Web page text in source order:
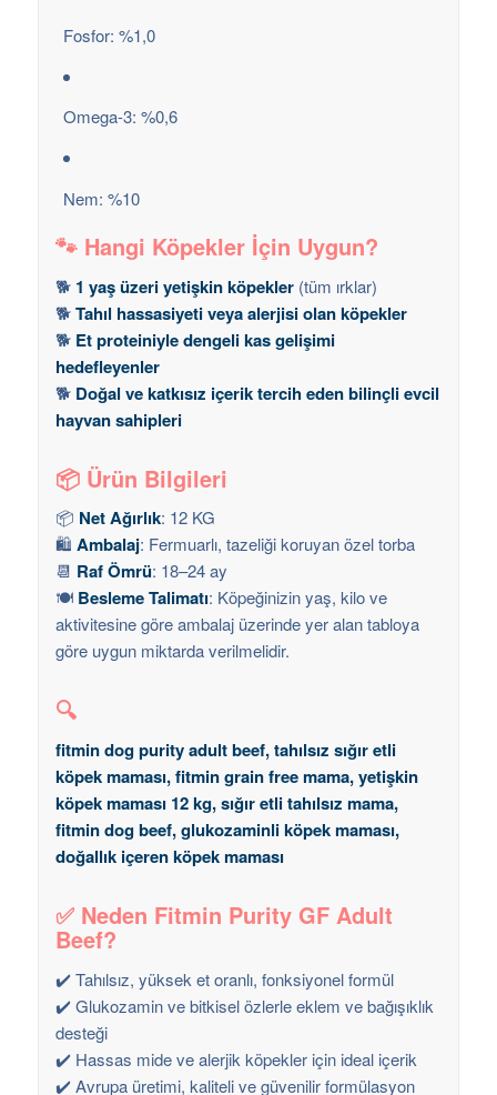
Fosfor: %1,0
Omega-3: %0,6
Nem: %10
🐾 Hangi Köpekler İçin Uygun?
🐕 1 yaş üzeri yetişkin köpekler(tüm ırklar)
🐕Tahıl hassasiyeti veya alerjisi olan köpekler
🐕 Et proteiniyle dengeli kas gelişimi
hedefleyenler
🐕 Doğal ve katkısız içerik tercih eden bilinçli evcil
hayvan sahipleri
📦 Ürün Bilgileri
📦 Net Ağırlık: 12 KG
🛍️ Ambalaj: Fermuarlı, tazeliği koruyan özel torba
📆 Raf Ömrü: 18–24 ay
🍽️ Besleme Talimatı: Köpeğinizin yaş, kilo ve
aktivitesine göre ambalaj üzerinde yer alan tabloya
göre uygun miktarda verilmelidir.
🔍
fitmin dog purity adult beef, tahılsız sığır etli
köpek maması, fitmin grain free mama, yetişkin
köpek maması 12 kg, sığır etli tahılsız mama,
fitmin dog beef, glukozaminli köpek maması,
doğallık içeren köpek maması
✅ Neden Fitmin Purity GF Adult
Beef?
✔️ Tahılsız, yüksek et oranlı, fonksiyonel formül
✔️ Glukozamin ve bitkisel özlerle eklem ve bağışıklık
desteği
✔️ Hassas mide ve alerjik köpekler için ideal içerik
✔️ Avrupa üretimi, kaliteli ve güvenilir formülasyon